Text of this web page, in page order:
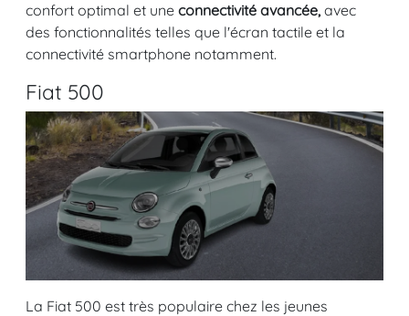
confort optimal et une connectivité avancée,avec
des fonctionnalités telles que l'écran tactile et la
connectivité smartphone notamment.
Fiat 500
La Fiat 500 est très populaire chez les jeunes